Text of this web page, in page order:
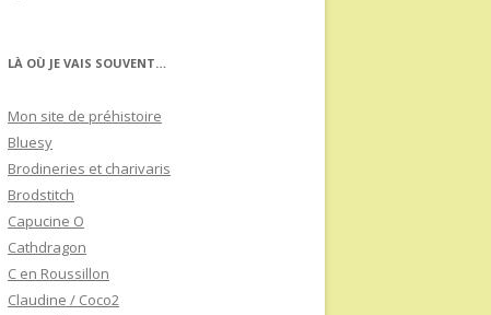
LÀ OÙ JE VAIS SOUVENT…
Mon site de préhistoire
Bluesy
Brodineries et charivaris
Brodstitch
Capucine O
Cathdragon
C en Roussillon
Claudine / Coco2